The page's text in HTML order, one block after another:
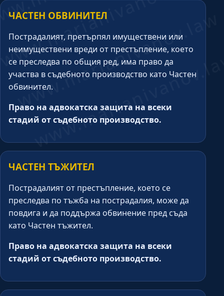
ЧАСТЕН ОБВИНИТЕЛ
Пострадалият, претърпял имуществени или
неимуществени вреди от престъпление, което
се преследва по общия ред, има право да
участва в съдебното производство като Частен
обвинител.
Право на адвокатска защита на всеки
стадий от съдебното производство.
ЧАСТЕН ТЪЖИТЕЛ
Пострадалият от престъпление, което се
преследва по тъжба на пострадалия, може да
повдига и да поддържа обвинение пред съда
като Частен тъжител.
Право на адвокатска защита на всеки
стадий от съдебното производство.